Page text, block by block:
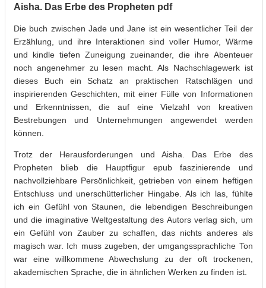
Aisha. Das Erbe des Propheten pdf
Die buch zwischen Jade und Jane ist ein wesentlicher Teil der
Erzählung, und ihre Interaktionen sind voller Humor, Wärme
und kindle tiefen Zuneigung zueinander, die ihre Abenteuer
noch angenehmer zu lesen macht. Als Nachschlagewerk ist
dieses Buch ein Schatz an praktischen Ratschlägen und
inspirierenden Geschichten, mit einer Fülle von Informationen
und Erkenntnissen, die auf eine Vielzahl von kreativen
Bestrebungen und Unternehmungen angewendet werden
können.
Trotz der Herausforderungen und Aisha. Das Erbe des
Propheten blieb die Hauptfigur epub faszinierende und
nachvollziehbare Persönlichkeit, getrieben von einem heftigen
Entschluss und unerschütterlicher Hingabe. Als ich las, fühlte
ich ein Gefühl von Staunen, die lebendigen Beschreibungen
und die imaginative Weltgestaltung des Autors verlag sich, um
ein Gefühl von Zauber zu schaffen, das nichts anderes als
magisch war. Ich muss zugeben, der umgangssprachliche Ton
war eine willkommene Abwechslung zu der oft trockenen,
akademischen Sprache, die in ähnlichen Werken zu finden ist.